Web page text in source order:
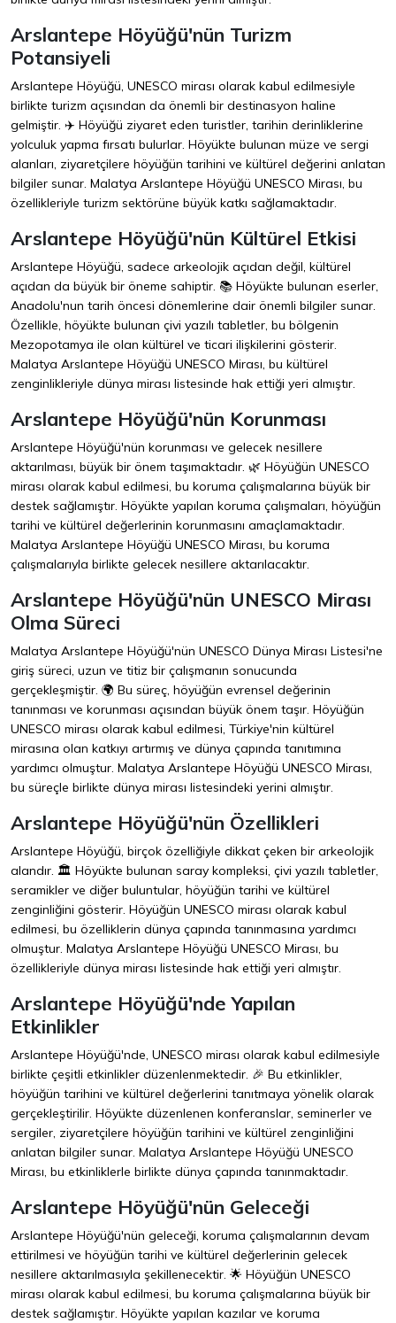
Arslantepe Höyüğü'nün Turizm
Potansiyeli
Arslantepe Höyüğü, UNESCO mirası olarak kabul edilmesiyle
birlikte turizm açısından da önemli bir destinasyon haline
gelmiştir. ✈️ Höyüğü ziyaret eden turistler, tarihin derinliklerine
yolculuk yapma fırsatı bulurlar. Höyükte bulunan müze ve sergi
alanları, ziyaretçilere höyüğün tarihini ve kültürel değerini anlatan
bilgiler sunar. Malatya Arslantepe Höyüğü UNESCO Mirası, bu
özellikleriyle turizm sektörüne büyük katkı sağlamaktadır.
Arslantepe Höyüğü'nün Kültürel Etkisi
Arslantepe Höyüğü, sadece arkeolojik açıdan değil, kültürel
açıdan da büyük bir öneme sahiptir. 📚 Höyükte bulunan eserler,
Anadolu'nun tarih öncesi dönemlerine dair önemli bilgiler sunar.
Özellikle, höyükte bulunan çivi yazılı tabletler, bu bölgenin
Mezopotamya ile olan kültürel ve ticari ilişkilerini gösterir.
Malatya Arslantepe Höyüğü UNESCO Mirası, bu kültürel
zenginlikleriyle dünya mirası listesinde hak ettiği yeri almıştır.
Arslantepe Höyüğü'nün Korunması
Arslantepe Höyüğü'nün korunması ve gelecek nesillere
aktarılması, büyük bir önem taşımaktadır. 🌿 Höyüğün UNESCO
mirası olarak kabul edilmesi, bu koruma çalışmalarına büyük bir
destek sağlamıştır. Höyükte yapılan koruma çalışmaları, höyüğün
tarihi ve kültürel değerlerinin korunmasını amaçlamaktadır.
Malatya Arslantepe Höyüğü UNESCO Mirası, bu koruma
çalışmalarıyla birlikte gelecek nesillere aktarılacaktır.
Arslantepe Höyüğü'nün UNESCO Mirası
Olma Süreci
Malatya Arslantepe Höyüğü'nün UNESCO Dünya Mirası Listesi'ne
giriş süreci, uzun ve titiz bir çalışmanın sonucunda
gerçekleşmiştir. 🌍 Bu süreç, höyüğün evrensel değerinin
tanınması ve korunması açısından büyük önem taşır. Höyüğün
UNESCO mirası olarak kabul edilmesi, Türkiye'nin kültürel
mirasına olan katkıyı artırmış ve dünya çapında tanıtımına
yardımcı olmuştur. Malatya Arslantepe Höyüğü UNESCO Mirası,
bu süreçle birlikte dünya mirası listesindeki yerini almıştır.
Arslantepe Höyüğü'nün Özellikleri
Arslantepe Höyüğü, birçok özelliğiyle dikkat çeken bir arkeolojik
alandır. 🏛️ Höyükte bulunan saray kompleksi, çivi yazılı tabletler,
seramikler ve diğer buluntular, höyüğün tarihi ve kültürel
zenginliğini gösterir. Höyüğün UNESCO mirası olarak kabul
edilmesi, bu özelliklerin dünya çapında tanınmasına yardımcı
olmuştur. Malatya Arslantepe Höyüğü UNESCO Mirası, bu
özellikleriyle dünya mirası listesinde hak ettiği yeri almıştır.
Arslantepe Höyüğü'nde Yapılan
Etkinlikler
Arslantepe Höyüğü'nde, UNESCO mirası olarak kabul edilmesiyle
birlikte çeşitli etkinlikler düzenlenmektedir. 🎉 Bu etkinlikler,
höyüğün tarihini ve kültürel değerlerini tanıtmaya yönelik olarak
gerçekleştirilir. Höyükte düzenlenen konferanslar, seminerler ve
sergiler, ziyaretçilere höyüğün tarihini ve kültürel zenginliğini
anlatan bilgiler sunar. Malatya Arslantepe Höyüğü UNESCO
Mirası, bu etkinliklerle birlikte dünya çapında tanınmaktadır.
Arslantepe Höyüğü'nün Geleceği
Arslantepe Höyüğü'nün geleceği, koruma çalışmalarının devam
ettirilmesi ve höyüğün tarihi ve kültürel değerlerinin gelecek
nesillere aktarılmasıyla şekillenecektir. 🌟 Höyüğün UNESCO
mirası olarak kabul edilmesi, bu koruma çalışmalarına büyük bir
destek sağlamıştır. Höyükte yapılan kazılar ve koruma